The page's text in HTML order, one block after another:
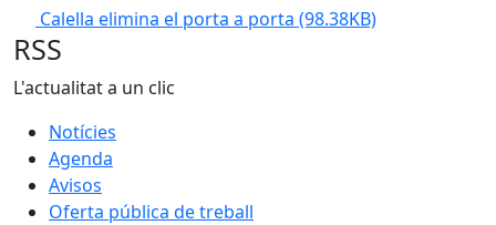
Calella elimina el porta a porta (98.38KB)
RSS
L'actualitat a un clic
Notícies
Agenda
Avisos
Oferta pública de treball